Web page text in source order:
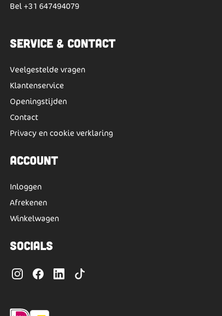
Bel+31 647494079
Service & Contact
Veelgestelde vragen
Klantenservice
Openingstijden
Contact
Privacy en cookie verklaring
Account
Inloggen
Afrekenen
Winkelwagen
Socials